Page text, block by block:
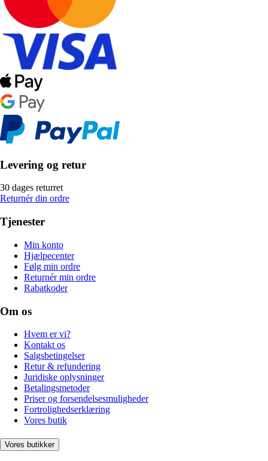
Levering og retur
30 dages returret
Returnér din ordre
Tjenester
Min konto
Hjælpecenter
Følg min ordre
Returnér min ordre
Rabatkoder
Om os
Hvem er vi?
Kontakt os
Salgsbetingelser
Retur & refundering
Juridiske oplysninger
Betalingsmetoder
Priser og forsendelsesmuligheder
Fortrolighedserklæring
Vores butik
Vores butikker